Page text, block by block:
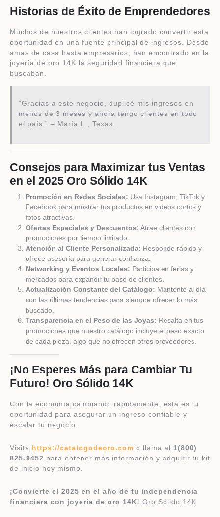
Historias de Éxito de Emprendedores
Muchos de nuestros clientes han logrado convertir esta
oportunidad en una fuente principal de ingresos. Desde
amas de casa hasta empresarios, han encontrado en la
joyería de oro 14K la seguridad financiera que
buscaban.
“Gracias a este negocio, duplicé mis ingresos en
menos de 3 meses y ahora tengo clientes en todo
el país.” – María L., Texas.
Consejos para Maximizar tus Ventas
en el 2025 Oro Sólido 14K
Promoción en Redes Sociales: Usa Instagram, TikTok y
Facebook para mostrar tus productos en videos cortos y
fotos atractivas.
Ofertas Especiales y Descuentos: Atrae clientes con
promociones por tiempo limitado.
Atención al Cliente Personalizada: Responde rápido y
ofrece asesoría para generar confianza.
Networking y Eventos Locales: Participa en ferias y
mercados para expandir tu base de clientes.
Actualización Constante del Catálogo: Mantente al día
con las últimas tendencias para siempre ofrecer lo más
buscado.
Transparencia en el Peso de las Joyas: Resalta en tus
promociones que nuestro catálogo incluye el peso exacto
de cada pieza, algo que no ofrecen otros proveedores.
¡No Esperes Más para Cambiar Tu
Futuro! Oro Sólido 14K
Con la economía cambiando rápidamente, esta es tu
oportunidad para asegurar un ingreso confiable y
escalar tu negocio.
Visita https://catalogodeoro.com o llama al 1(800)
825-9452 para obtener más información y adquirir tu kit
de inicio hoy mismo.
¡Convierte el 2025 en el año de tu independencia
financiera con joyería de oro 14K! Oro Sólido 14K